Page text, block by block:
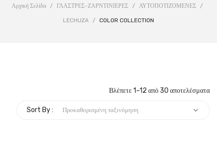
Αρχική Σελίδα / ΓΛΑΣΤΡΕΣ-ΖΑΡΝΤΙΝΙΕΡΕΣ / ΑΥΤΟΠΟΤΙΖΟΜΕΝΕΣ /
LECHUZA / COLOR COLLECTION
Βλέπετε 1–12 από 30 αποτελέσματα
Sort By :